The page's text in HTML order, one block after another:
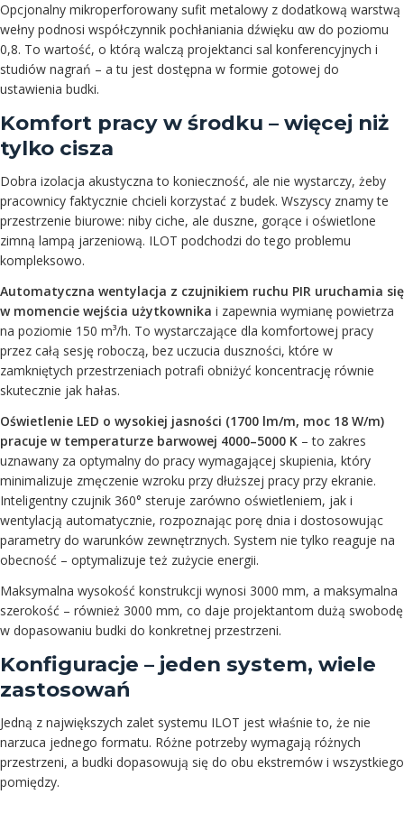
Opcjonalny mikroperforowany sufit metalowy z dodatkową warstwą
wełny podnosi współczynnik pochłaniania dźwięku αw do poziomu
0,8. To wartość, o którą walczą projektanci sal konferencyjnych i
studiów nagrań – a tu jest dostępna w formie gotowej do
ustawienia budki.
Komfort pracy w środku – więcej niż
tylko cisza
Dobra izolacja akustyczna to konieczność, ale nie wystarczy, żeby
pracownicy faktycznie chcieli korzystać z budek. Wszyscy znamy te
przestrzenie biurowe: niby ciche, ale duszne, gorące i oświetlone
zimną lampą jarzeniową. ILOT podchodzi do tego problemu
kompleksowo.
Automatyczna wentylacja z czujnikiem ruchu PIR uruchamia się
w momencie wejścia użytkownika i zapewnia wymianę powietrza
na poziomie 150 m³/h. To wystarczające dla komfortowej pracy
przez całą sesję roboczą, bez uczucia duszności, które w
zamkniętych przestrzeniach potrafi obniżyć koncentrację równie
skutecznie jak hałas.
Oświetlenie LED o wysokiej jasności (1700 lm/m, moc 18 W/m)
pracuje w temperaturze barwowej 4000–5000 K – to zakres
uznawany za optymalny do pracy wymagającej skupienia, który
minimalizuje zmęczenie wzroku przy dłuższej pracy przy ekranie.
Inteligentny czujnik 360° steruje zarówno oświetleniem, jak i
wentylacją automatycznie, rozpoznając porę dnia i dostosowując
parametry do warunków zewnętrznych. System nie tylko reaguje na
obecność – optymalizuje też zużycie energii.
Maksymalna wysokość konstrukcji wynosi 3000 mm, a maksymalna
szerokość – również 3000 mm, co daje projektantom dużą swobodę
w dopasowaniu budki do konkretnej przestrzeni.
Konfiguracje – jeden system, wiele
zastosowań
Jedną z największych zalet systemu ILOT jest właśnie to, że nie
narzuca jednego formatu. Różne potrzeby wymagają różnych
przestrzeni, a budki dopasowują się do obu ekstremów i wszystkiego
pomiędzy.